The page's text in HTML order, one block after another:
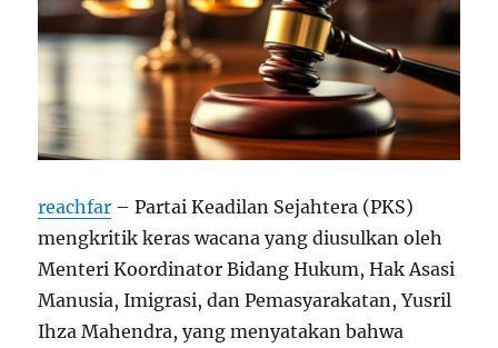
reachfar – Partai Keadilan Sejahtera (PKS)
mengkritik keras wacana yang diusulkan oleh
Menteri Koordinator Bidang Hukum, Hak Asasi
Manusia, Imigrasi, dan Pemasyarakatan, Yusril
Ihza Mahendra, yang menyatakan bahwa